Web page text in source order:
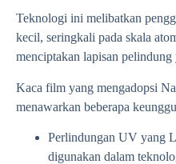
Teknologi ini melibatkan
kecil, seringkali pada skala
menciptakan lapisan pelindung
Kaca film yang mengadopsi
menawarkan beberapa
Perlindungan UV yang
digunakan dalam